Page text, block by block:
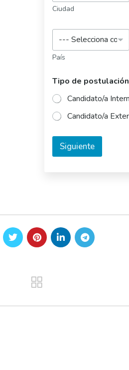
Ciudad
País
Tipo de postulación
Candidato/a
Candidato/a
Siguiente